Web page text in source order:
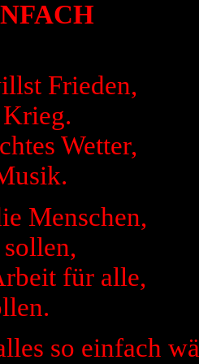
Frieden,
Wetter,
Menschen,
für alle,
so einfach